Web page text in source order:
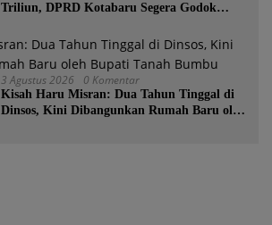
Triliun, DPRD Kotabaru Segera Godok
3 Agustus 2026 0 Komentar
Kisah Haru Misran: Dua Tahun Tinggal di
Dinsos, Kini Dibangunkan Rumah Baru oleh